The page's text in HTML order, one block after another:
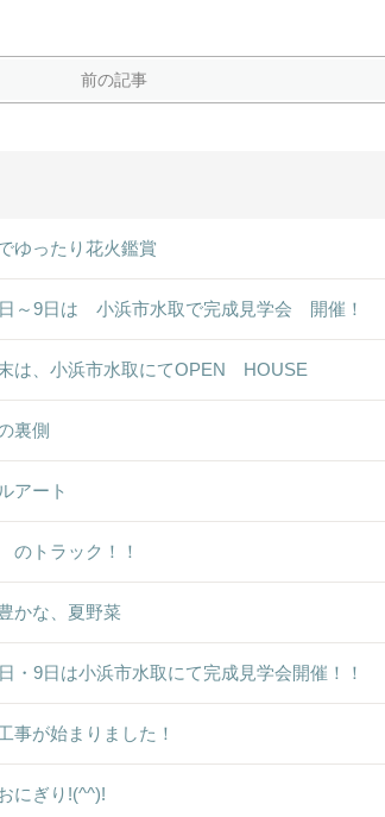
前の記事
ゆったり花火鑑賞
～9日は 小浜市水取で完成見学会 開催！
は、小浜市水取にてOPEN HOUSE
裏側
アート
のトラック！！
かな、夏野菜
・9日は小浜市水取にて完成見学会開催！！
事が始まりました！
にぎり!(^^)!